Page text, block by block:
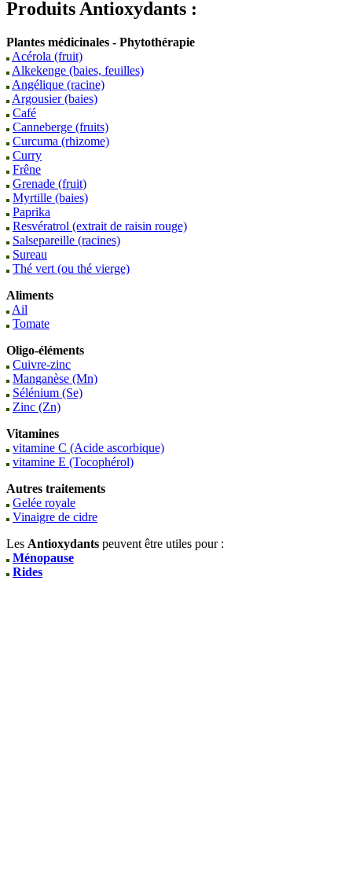
Produits Antioxydants :
Plantes médicinales - Phytothérapie
Acérola (fruit)
Alkekenge (baies, feuilles)
Angélique (racine)
Argousier (baies)
Café
Canneberge (fruits)
Curcuma (rhizome)
Curry
Frêne
Grenade (fruit)
Myrtille (baies)
Paprika
Resvératrol (extrait de raisin rouge)
Salsepareille (racines)
Sureau
Thé vert (ou thé vierge)
Aliments
Ail
Tomate
Oligo-éléments
Cuivre-zinc
Manganèse (Mn)
Sélénium (Se)
Zinc (Zn)
Vitamines
vitamine C (Acide ascorbique)
vitamine E (Tocophérol)
Autres traitements
Gelée royale
Vinaigre de cidre
Les Antioxydants peuvent être utiles pour :
Ménopause
Rides